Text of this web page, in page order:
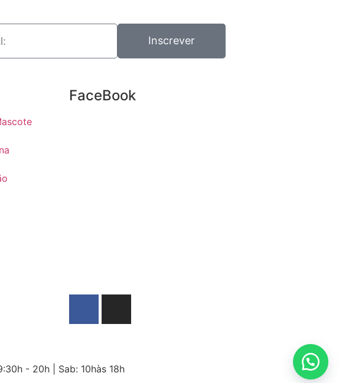
Inscrever
FaceBook
- 20h | Sab: 10hàs 18h